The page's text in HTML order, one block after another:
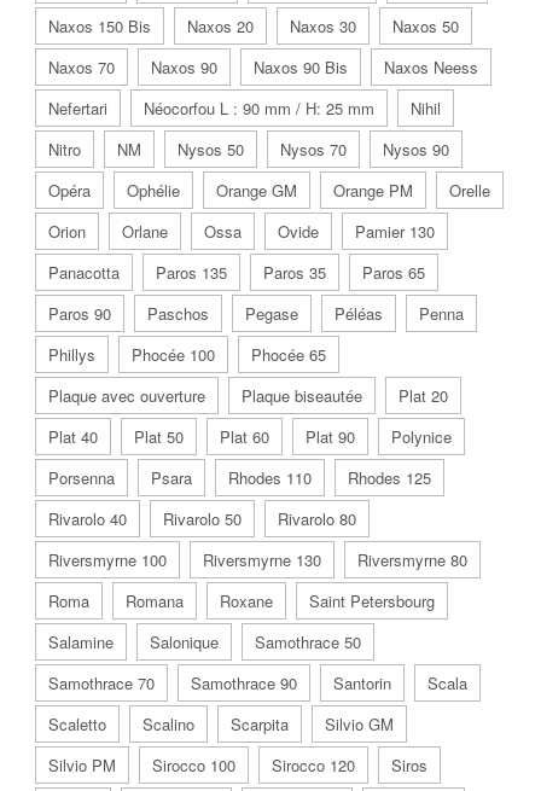
Naxos 150 Bis
Naxos 20 Naxos 30
Naxos 50
Naxos 70
Naxos 90 Naxos 90 Bis
Naxos Neess
Nefertari
Néocorfou L : 90 mm / H: 25 mm
Nihil
Nitro
NM Nysos 50 Nysos 70
Nysos 90
Opéra
Ophélie Orange GM Orange PM
Orelle
Orion
Orlane Ossa Ovide
Pamier 130
Panacotta
Paros 135 Paros 35
Paros 65
Paros 90
Paschos Pegase Péléas
Penna
Phillys
Phocée 100
Phocée 65
Plaque avec ouverture
Plaque biseautée
Plat 20
Plat 40
Plat 50 Plat 60 Plat 90
Polynice
Porsenna
Psara Rhodes 110
Rhodes 125
Rivarolo 40
Rivarolo 50
Rivarolo 80
Riversmyrne 100
Riversmyrne 130
Riversmyrne 80
Roma
Romana Roxane
Saint Petersbourg
Salamine
Salonique
Samothrace 50
Samothrace 70
Samothrace 90 Santorin
Scala
Scaletto
Scalino Scarpita
Silvio GM
Silvio PM
Sirocco 100 Sirocco 120
Siros